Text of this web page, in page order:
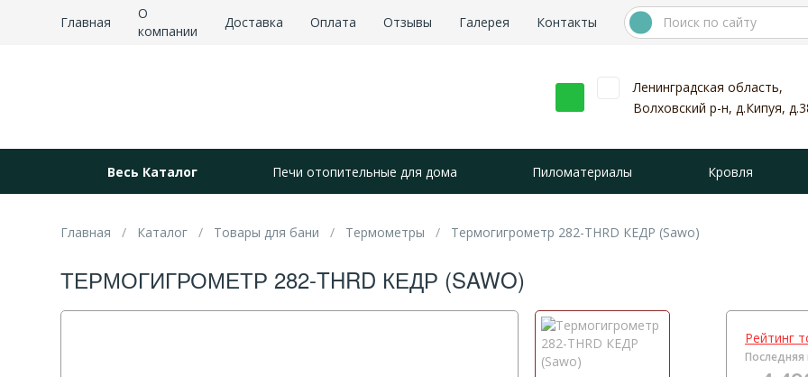
Главная
О
компании
Доставка Оплата Отзывы Галерея Контакты
Ленинградская область,
Волховский р-н, д.Кипуя,
Весь Каталог Печи отопительные для дома Пиломатериалы Кровля
Главная Каталог Товары для бани Термометры Термогигрометр 282-THRD КЕДР (Sawo)
ТЕРМОГИГРОМЕТР 282-THRD КЕДР (SAWO)
Рейтинг
Последняя